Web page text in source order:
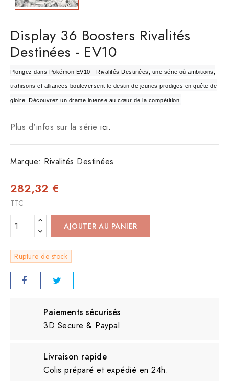
Display 36 Boosters Rivalités
Destinées - EV10
Plongez dans Pokémon EV10 - Rivalités Destinées , une série où ambitions,
trahisons et alliances bouleversent le destin de jeunes prodiges en quête de
gloire. Découvrez un drame intense au cœur de la compétition.
Plus d'infos sur la série ici.
Marque: Rivalités Destinées
282,32 €
TTC
AJOUTER AU PANIER
Rupture de stock
Paiements sécurisés
3D Secure & Paypal
Livraison rapide
Colis préparé et expédié en 24h.